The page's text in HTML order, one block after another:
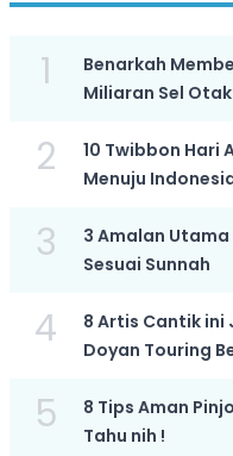
1
Benarkah
Miliaran Sel
2
10 Twibbon Hari
Menuju
3
3 Amalan
Sesuai Sunnah
4
8 Artis Cantik ini
Doyan Touring
5
8 Tips Aman
Tahu nih !